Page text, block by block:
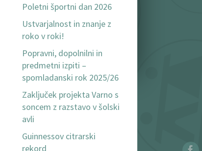
Poletni športni dan 2026
Ustvarjalnost in znanje z
roko v roki!
Popravni, dopolnilni in
predmetni izpiti –
spomladanski rok 2025/26
Zaključek projekta Varno s
soncem z razstavo v šolski
avli
Guinnessov citrarski
rekord